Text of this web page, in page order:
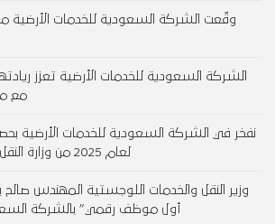
وقّعت الشركة السعودية للخدمات الأرضية
الشركة السعودية للخدمات الأرضية تعزز
مع
نفخر في الشركة السعودية للخدمات الأرضية
لعام 2025 من وزارة النقل والخدمات اللوجستية
وزير النقل والخدمات اللوجستية المهندس صالح
أول موظف رقمي” بالشركة